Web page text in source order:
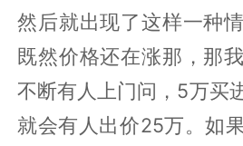
然后就出现了这样一种
既然价格还在涨那，那
不断有人上门问，5万买
就会有人出价25万。如